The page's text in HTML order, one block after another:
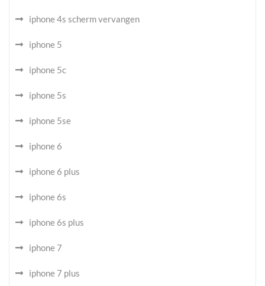
iphone 4s scherm vervangen
iphone 5
iphone 5c
iphone 5s
iphone 5se
iphone 6
iphone 6 plus
iphone 6s
iphone 6s plus
iphone 7
iphone 7 plus